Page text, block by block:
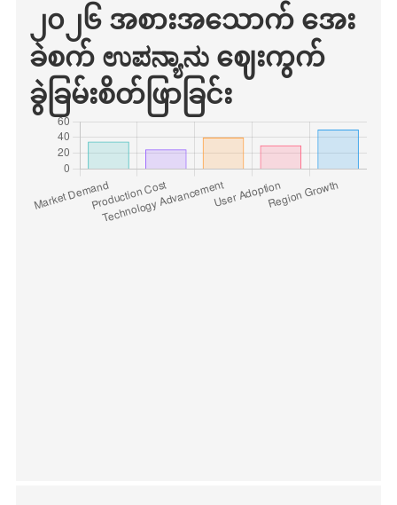
၂၀၂၆ အစားအသောက် အေး
ခဲစက် ಉಪನ್ಯಾನು ဈေးကွက်
ခွဲခြမ်းစိတ်ဖြာခြင်း